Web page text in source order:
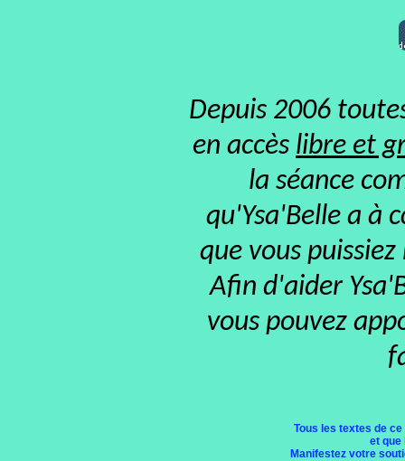
Depuis 2006
en accès libre et
la séance
qu'Ysa'Belle a à
que vous
Afin d'aider
vous pouvez
Tous les textes de
et
Manifestez votre